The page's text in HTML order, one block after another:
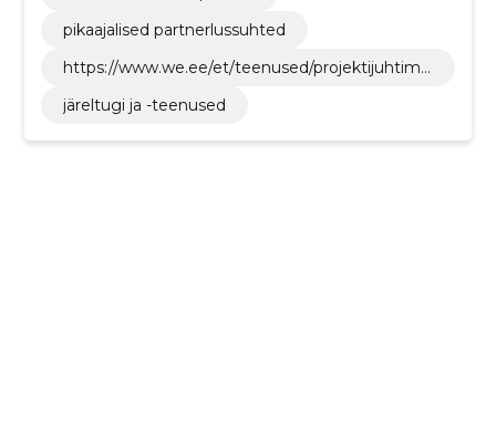
pikaajalised partnerlussuhted
https://www.we.ee/et/teenused/projektijuhtimi
järeltugi ja -teenused